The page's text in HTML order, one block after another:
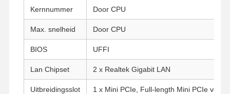
Kernnummer Door CPU
Max. snelheid Door CPU
BIOS UFFI
Lan Chipset 2 x Realtek Gigabit LAN
Uitbreidingsslot
1 x Mini PCIe, Full-length Mini PCIe voor